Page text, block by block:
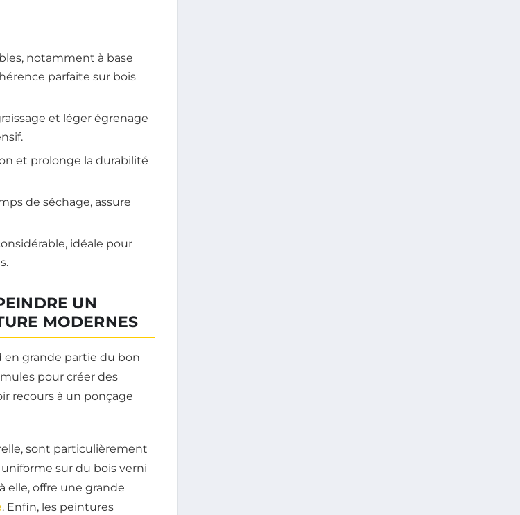
notamment à base
parfaite sur bois
et léger égrenage
et prolonge la durabilité
de séchage, assure
idéale pour
UN
MODERNES
en grande partie du bon
pour créer des
recours à un ponçage
sont particulièrement
sur du bois verni
elle, offre une grande
. Enfin, les peintures